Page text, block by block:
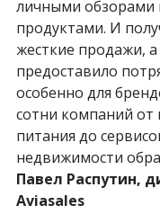
личными обзорами
продуктами. И
жесткие продажи,
предоставило
особенно для
сотни компаний от
питания до
недвижимости
Павел Распутин,
Aviasales